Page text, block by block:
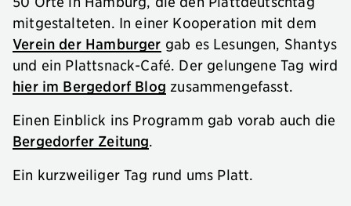
mitgestalteten. In einer Kooperation mit dem
Verein der Hamburger gab es Lesungen, Shantys
und ein Plattsnack-Café. Der gelungene Tag wird
hier im Bergedorf Blog zusammengefasst.
Einen Einblick ins Programm gab vorab auch die
Bergedorfer Zeitung
Ein kurzweiliger Tag rund ums Platt.